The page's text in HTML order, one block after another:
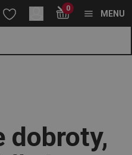
velikonoce dobroty, které
obsah 0
MENU
dobroty,